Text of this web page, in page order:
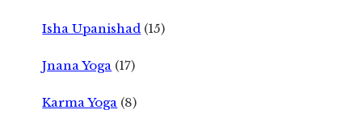
Isha Upanishad (15)
Jnana Yoga (17)
Karma Yoga (8)